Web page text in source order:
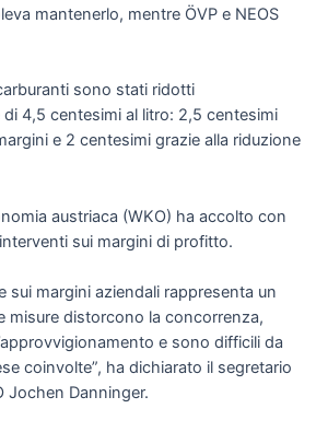
mantenerlo, mentre ÖVP e NEOS
sono stati ridotti
4,5 centesimi al litro: 2,5 centesimi
e 2 centesimi grazie alla riduzione
austriaca (WKO) ha accolto con
sui margini di profitto.
sui margini aziendali rappresenta un
misure distorcono la concorrenza,
e sono difficili da
coinvolte”, ha dichiarato il segretario
Jochen Danninger.